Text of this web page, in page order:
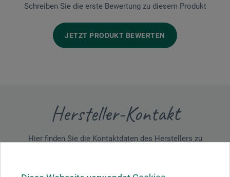
Schreiben Sie die erste Bewertung zu diesem Produkt
JETZT PRODUKT BEWERTEN
Hersteller-Kontakt
Hier finden Sie die Kontaktdaten des Herstellers zu